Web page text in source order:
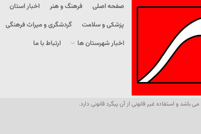
صفحه اصلی فرهنگ و هنر اخبار استان
پزشکی و سلامت
گردشگری و میراث فرهنگی
اخبار شهرستان ها
ارتباط با ما
می باشد و استفاده غیر قانونی از آن پیگرد قانونی دارد.